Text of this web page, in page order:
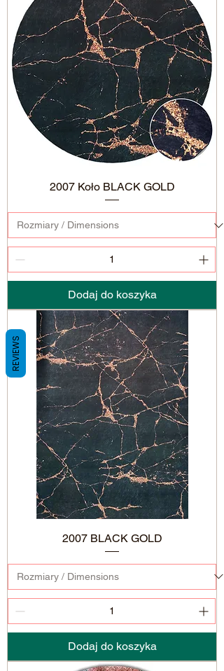
2007 Koło BLACK GOLD
Dodaj do koszyka
2007 BLACK GOLD
Dodaj do koszyka
REVIEWS